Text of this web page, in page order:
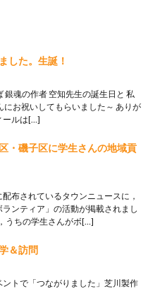
した。生誕！
銀魂の作者 空知先生の誕生日と 私
にお祝いしてもらいました～ ありが
ールは[…]
・磯子区に学生さんの地域貢
布されているタウンニュースに，
ンティア」の活動が掲載されまし
ちの学生さんがボ[…]
＆訪問
トで「つながりました」芝川製作